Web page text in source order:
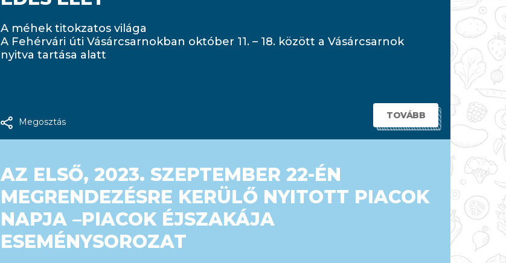
A méhek titokzatos világa
A Fehérvári úti Vásárcsarnokban október 11. – 18. között a Vásárcsarnok
nyitva tartása alatt
Megosztás
TOVÁBB
AZ ELSŐ, 2023. SZEPTEMBER 22-ÉN
MEGRENDEZÉSRE KERÜLŐ NYITOTT PIACOK
NAPJA –PIACOK ÉJSZAKÁJA
ESEMÉNYSOROZAT